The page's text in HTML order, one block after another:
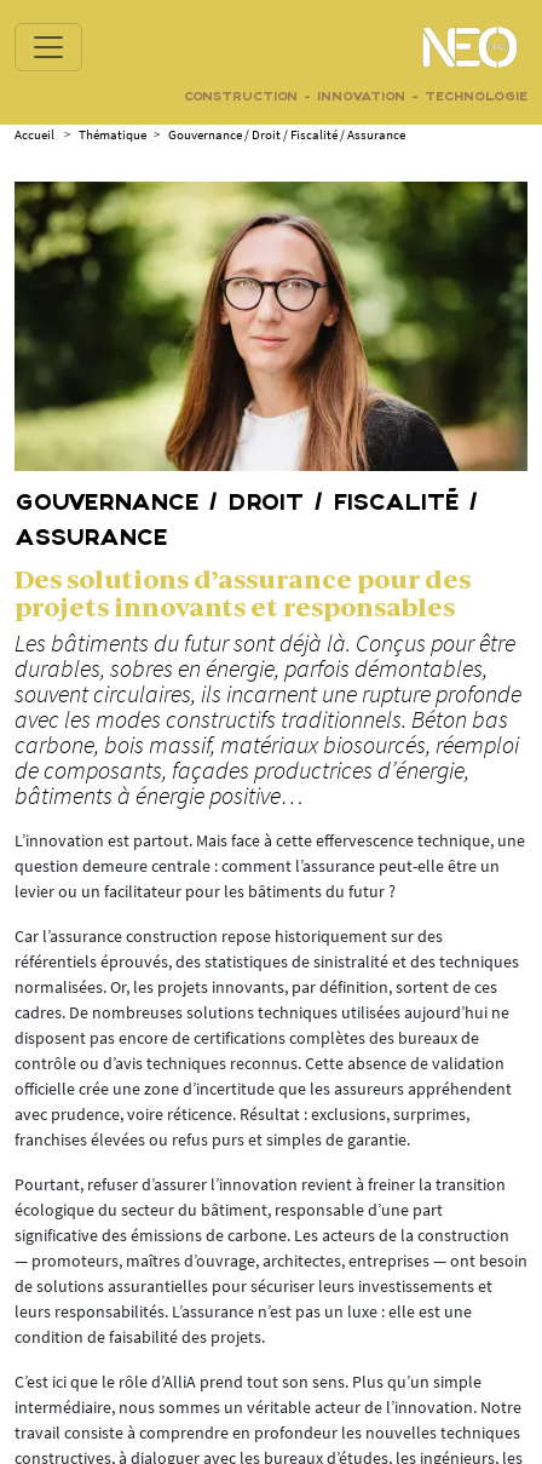
CONSTRUCTION - INNOVATION - TECHNOLOGIE
Accueil > Thématique > Gouvernance / Droit / Fiscalité / Assurance
GOUVERNANCE / DROIT / FISCALITÉ /
ASSURANCE
Des solutions d’assurance pour des
projets innovants et responsables
Les bâtiments du futur sont déjà là. Conçus pour être
durables, sobres en énergie, parfois démontables,
souvent circulaires, ils incarnent une rupture profonde
avec les modes constructifs traditionnels. Béton bas
carbone, bois massif, matériaux biosourcés, réemploi
de composants, façades productrices d’énergie,
bâtiments à énergie positive…
L’innovation est partout. Mais face à cette effervescence technique, une
question demeure centrale : comment l’assurance peut-elle être un
levier ou un facilitateur pour les bâtiments du futur ?
Car l’assurance construction repose historiquement sur des
référentiels éprouvés, des statistiques de sinistralité et des techniques
normalisées. Or, les projets innovants, par définition, sortent de ces
cadres. De nombreuses solutions techniques utilisées aujourd’hui ne
disposent pas encore de certifications complètes des bureaux de
contrôle ou d’avis techniques reconnus. Cette absence de validation
officielle crée une zone d’incertitude que les assureurs appréhendent
avec prudence, voire réticence. Résultat : exclusions, surprimes,
franchises élevées ou refus purs et simples de garantie.
Pourtant, refuser d’assurer l’innovation revient à freiner la transition
écologique du secteur du bâtiment, responsable d’une part
significative des émissions de carbone. Les acteurs de la construction
— promoteurs, maîtres d’ouvrage, architectes, entreprises — ont besoin
de solutions assurantielles pour sécuriser leurs investissements et
leurs responsabilités. L’assurance n’est pas un luxe : elle est une
condition de faisabilité des projets.
C’est ici que le rôle d’AlliA prend tout son sens. Plus qu’un simple
intermédiaire, nous sommes un véritable acteur de l’innovation. Notre
travail consiste à comprendre en profondeur les nouvelles techniques
constructives, à dialoguer avec les bureaux d’études, les ingénieurs, les